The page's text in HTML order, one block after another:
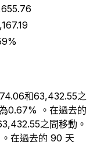
和63,432.55之
0.67% 。在過去的
之間移動。
在過去的 90 天